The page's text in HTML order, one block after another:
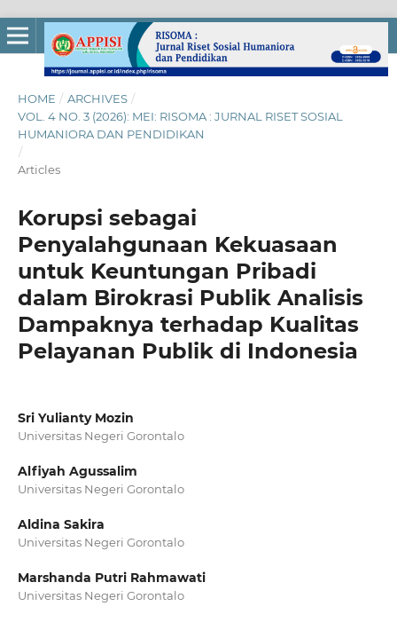
HOME / ARCHIVES /
VOL. 4 NO. 3 (2026): MEI: RISOMA : JURNAL RISET SOSIAL
HUMANIORA DAN PENDIDIKAN
/
Articles
Korupsi sebagai
Penyalahgunaan Kekuasaan
untuk Keuntungan Pribadi
dalam Birokrasi Publik Analisis
Dampaknya terhadap Kualitas
Pelayanan Publik di Indonesia
Sri Yulianty Mozin
Universitas Negeri Gorontalo
Alfiyah Agussalim
Universitas Negeri Gorontalo
Aldina Sakira
Universitas Negeri Gorontalo
Marshanda Putri Rahmawati
Universitas Negeri Gorontalo